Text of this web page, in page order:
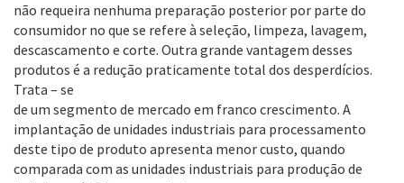
não requeira nenhuma preparação posterior por parte do
consumidor no que se refere à seleção, limpeza, lavagem,
descascamento e corte. Outra grande vantagem desses
produtos é a redução praticamente total dos desperdícios.
Trata – se
de um segmento de mercado em franco crescimento. A
implantação de unidades industriais para processamento
deste tipo de produto apresenta menor custo, quando
comparada com as unidades industriais para produção de